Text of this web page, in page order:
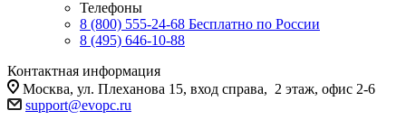
Телефоны
8 (800) 555-24-68 Бесплатно по России
8 (495) 646-10-88
Контактная информация
Москва, ул. Плеханова 15, вход справа, 2 этаж, офис 2-6
support@evopc.ru